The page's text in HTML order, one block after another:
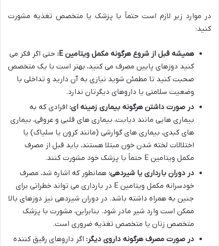
در موارد زیر لازم است حتماً با پزشک یا متخصص تغذیه مشورت
کنید:
همیشه قبل از شروع هرگونه مکمل ویتامین E:
حتی اگر فکر می
کنید دوزهای پایین مصرف می کنید، بهتر است با یک متخصص
صحبت کنید تا مطمئن شوید نیازی به آن دارید و تداخلی با
وضعیت سلامتی یا داروهای دیگرتان ندارد.
در صورت داشتن هرگونه بیماری زمینه ای: افرادی که به
بیماری هایی مانند دیابت، بیماری های قلبی و عروقی، بیماری
های کبدی، بیماری های گوارشی (مانند کرون یا سلیاک) یا
اختلالات لخته شدن خون مبتلا هستند، باید قبل از مصرف
مکمل ویتامین E حتماً با پزشک خود مشورت کنند.
در دوران بارداری یا شیردهی: همانطور که اشاره شد، مصرف
خودسرانه مکمل ویتامین E در بارداری می تواند خطراتی برای
جنین به همراه داشته باشد. در دوران شیردهی نیز دوزهای بالا
ممکن است وارد شیر مادر شود. بنابراین، مشورت با پزشک
متخصص زنان یا متخصص تغذیه ضروری است.
در صورت مصرف هرگونه داروی دیگر: اگر داروهای رقیق کننده